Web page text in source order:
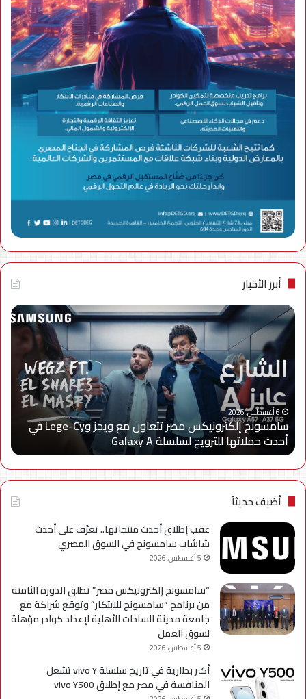
أبرز الأخبار
سامسونج إلكترونيكس مصر تتعاون مع ويجز وLege-Cy في
الجهاز
القومي
لتنظيم
الاتصالات
يعلن
إعادة
إتاحة
خدمة
«أرقامي»
عبر
تطبيق
My
NTRA
بحل
فني
مؤقت
لحين
استكمال
التحديثات
6 أغسطس، 2026
الجهاز القومي لتنظيم الاتصالات يعلن إعادة إتاحة خدمة
«أرقامي» عبر تطبيق My NTRA بحل فني مؤقت لحين
استكمال التحديثات
أضيف حديثاً
عقب إطلاق أحدث منتجاتها.. تعرّف على أحدث
شاشات سامسونج في السوق المصري
5 أغسطس، 2026
“سامسونج إلكترونيكس مصر” تطلق الدورة الثامنة
من برنامج “سامسونج للابتكار” وتوقع شراكة مع
جامعة مدينة السادات الأهلية لإعداد كوادر مؤهلة
لسوق العمل
5 أغسطس، 2026
أكبر بطارية في تاريخ سلسلة vivo Y تشعل
المنافسة في مصر مع إطلاق vivo Y500